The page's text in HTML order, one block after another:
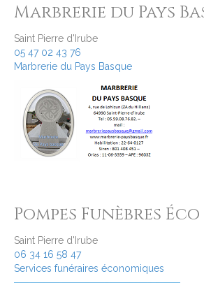
Marbrerie du Pays
Saint Pierre d'Irube
05 47 02 43 76
Marbrerie du Pays Basque
Pompes Funèbres Éco
Saint Pierre d'Irube
06 34 16 58 47
Services funéraires économiques